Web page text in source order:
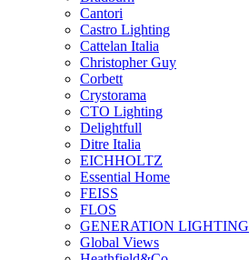
Cantori
Castro Lighting
Cattelan Italia
Christopher Guy
Corbett
Crystorama
CTO Lighting
Delightfull
Ditre Italia
EICHHOLTZ
Essential Home
FEISS
FLOS
GENERATION LIGHTING
Global Views